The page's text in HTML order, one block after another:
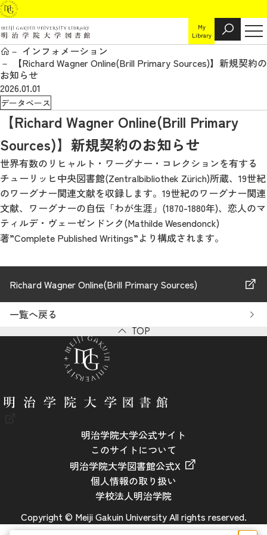
My
Library
インフォメーション
【Richard Wagner Online(Brill Primary Sources)】新規契約の
お知らせ
2026.01.01
データベース
【Richard Wagner Online(Brill Primary
Sources)】新規契約のお知らせ
世界有数のリヒャルト・ワーグナー・コレクションを有する
チューリッヒ中央図書館(Zentralbibliothek Zürich)所蔵、19世紀
のワーグナー関連文献を収録します。19世紀のワーグナー関連
文献、ワーグナーの自伝「わが生涯」(1870-1880年)、恋人のマ
ティルデ・ヴェーゼンドンク(Mathilde Wesendonck)
著”Complete Published Writings”より構成されます。
Richard Wagner Online(Brill Primary Sources)
一覧へ戻る
TOP
明治学院大学公式サイト
このサイトについて
明治学院大学図書館公式X
個人情報の取り扱い
学校法人明治学院
Copyright © Meiji Gakuin University All rights reserved.